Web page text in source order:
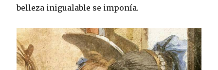
belleza inigualable se imponía.